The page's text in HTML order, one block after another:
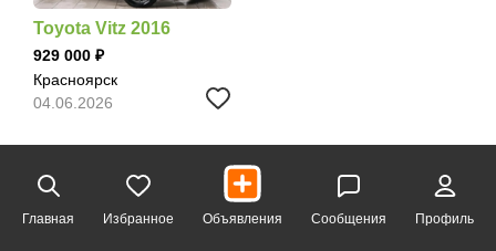
Toyota Vitz 2016
929 000
Красноярск
04.06.2026
Главная Избранное Объявления Сообщения Профиль